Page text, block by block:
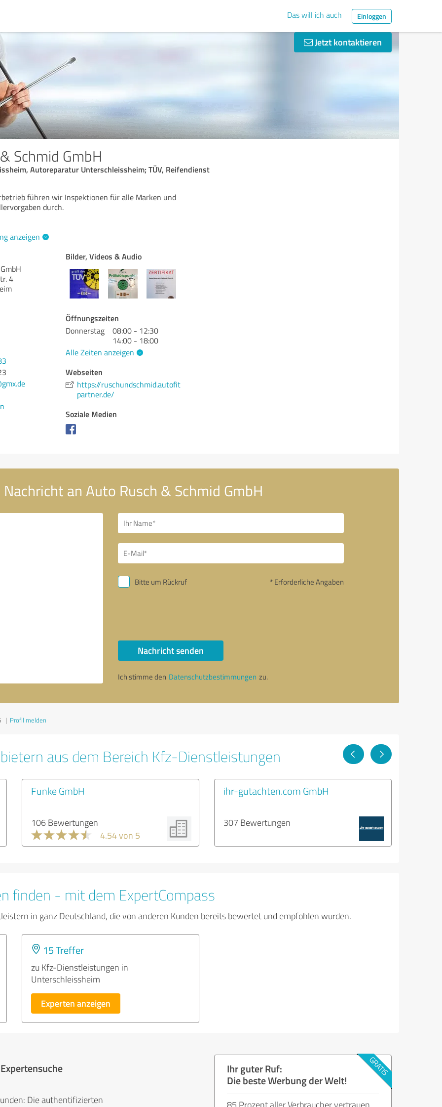
Das will ich auch Einloggen
Jetzt kontaktieren
Schmid GmbH
Autoreparatur Unterschleissheim; TÜV, Reifendienst
führen wir Inspektionen für alle Marken und
durch.
anzeigen
4
Bilder, Videos & Audio
Öffnungszeiten
Donnerstag
08:00 - 12:30
14:00 - 18:00
Alle Zeiten anzeigen
Webseiten
https://ruschundschmid.autofit
partner.de/
Soziale Medien
an Auto Rusch & Schmid GmbH
Bitte um Rückruf * Erforderliche Angaben
Nachricht senden
Ich stimme den Datenschutzbestimmungen zu.
| Profil melden
aus dem Bereich Kfz-Dienstleistungen
Funke GmbH
106 Bewertungen
4.54 von 5
ihr-gutachten.com GmbH
307 Bewertungen
finden - mit dem ExpertCompass
in ganz Deutschland, die von anderen Kunden bereits bewertet und empfohlen wurden.
15 Treffer
zu Kfz-Dienstleistungen in
Unterschleissheim
Experten anzeigen
Die authentifizierten
Ihr guter Ruf:
Die beste Werbung der Welt!
85 Prozent aller Verbraucher vertrauen